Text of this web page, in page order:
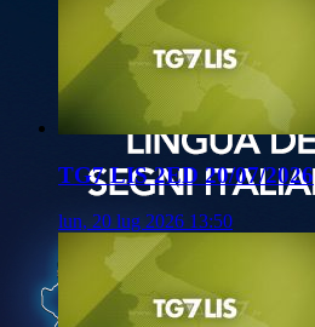
TG7 LIS 2ED 20/07/2026
lun, 20 lug 2026 13:50